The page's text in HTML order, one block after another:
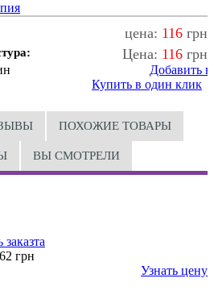
цена: 116 грн
Цена: 116 грн
Добавить
Купить в один клик
ПОХОЖИЕ ТОВАРЫ
ВЫ СМОТРЕЛИ
грн
Узнать цену